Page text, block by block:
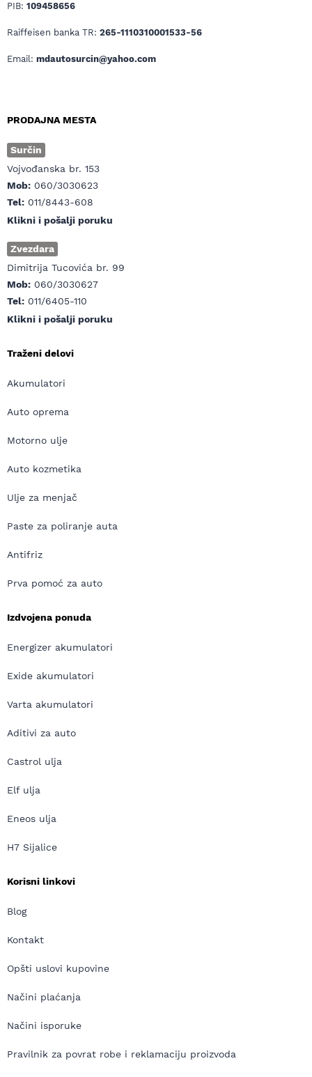
PIB: 109458656
Raiffeisen banka TR: 265-1110310001533-56
Email: mdautosurcin@yahoo.com
PRODAJNA MESTA
Surčin
Vojvođanska br. 153
Mob: 060/3030623
Tel: 011/8443-608
Klikni i pošalji poruku
Zvezdara
Dimitrija Tucovića br. 99
Mob: 060/3030627
Tel: 011/6405-110
Klikni i pošalji poruku
Traženi delovi
Akumulatori
Auto oprema
Motorno ulje
Auto kozmetika
Ulje za menjač
Paste za poliranje auta
Antifriz
Prva pomoć za auto
Izdvojena ponuda
Energizer akumulatori
Exide akumulatori
Varta akumulatori
Aditivi za auto
Castrol ulja
Elf ulja
Eneos ulja
H7 Sijalice
Korisni linkovi
Blog
Kontakt
Opšti uslovi kupovine
Načini plaćanja
Načini isporuke
Pravilnik za povrat robe i reklamaciju proizvoda